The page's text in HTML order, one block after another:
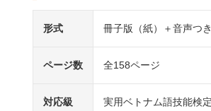
形式 冊子版（紙）＋音声つき
ページ数 全158ページ
対応級 実用ベトナム語技能検